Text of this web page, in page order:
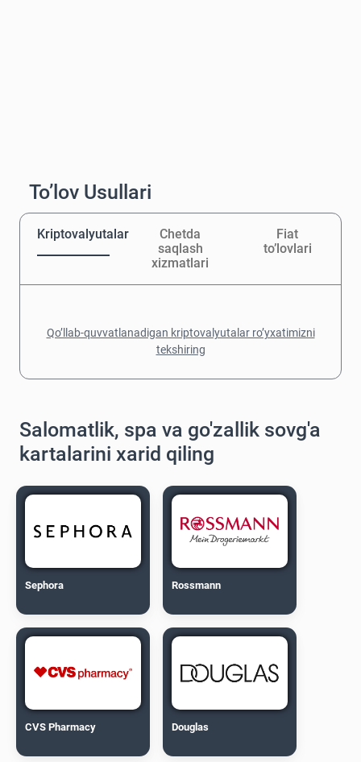
To’lov Usullari
Kriptovalyutalar
Chetda
saqlash
xizmatlari
Fiat
to’lovlari
Qo’llab-quvvatlanadigan kriptovalyutalar ro’yxatimizni
tekshiring
Salomatlik, spa va go'zallik sovg'a
kartalarini xarid qiling
Sephora Rossmann
CVS Pharmacy Douglas